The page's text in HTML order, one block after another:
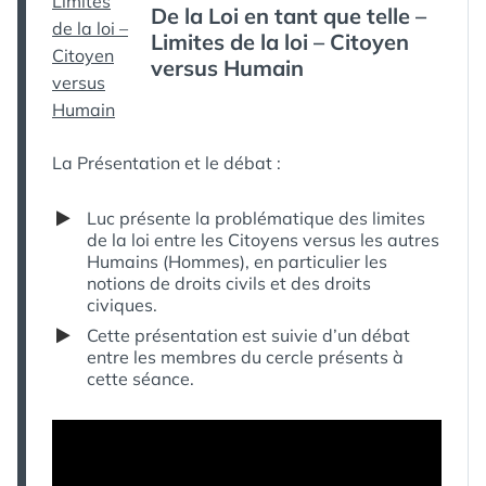
–
CITOYEN
VERSUS
HUMAIN
DANS
De la Loi en tant que telle –
Limites de la loi – Citoyen
versus Humain
La Présentation et le débat :
Luc présente la problématique des limites
de la loi entre les Citoyens versus les autres
Humains (Hommes), en particulier les
notions de droits civils et des droits
civiques.
Cette présentation est suivie d’un débat
entre les membres du cercle présents à
cette séance.